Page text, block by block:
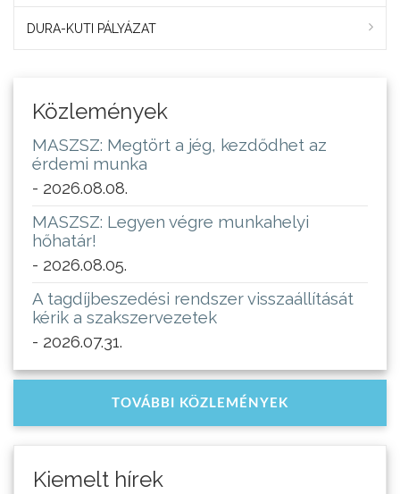
DURA-KUTI PÁLYÁZAT
Közlemények
MASZSZ: Megtört a jég, kezdődhet az
érdemi munka
- 2026.08.08.
MASZSZ: Legyen végre munkahelyi
hőhatár!
- 2026.08.05.
A tagdíjbeszedési rendszer visszaállítását
kérik a szakszervezetek
- 2026.07.31.
TOVÁBBI KÖZLEMÉNYEK
Kiemelt hírek